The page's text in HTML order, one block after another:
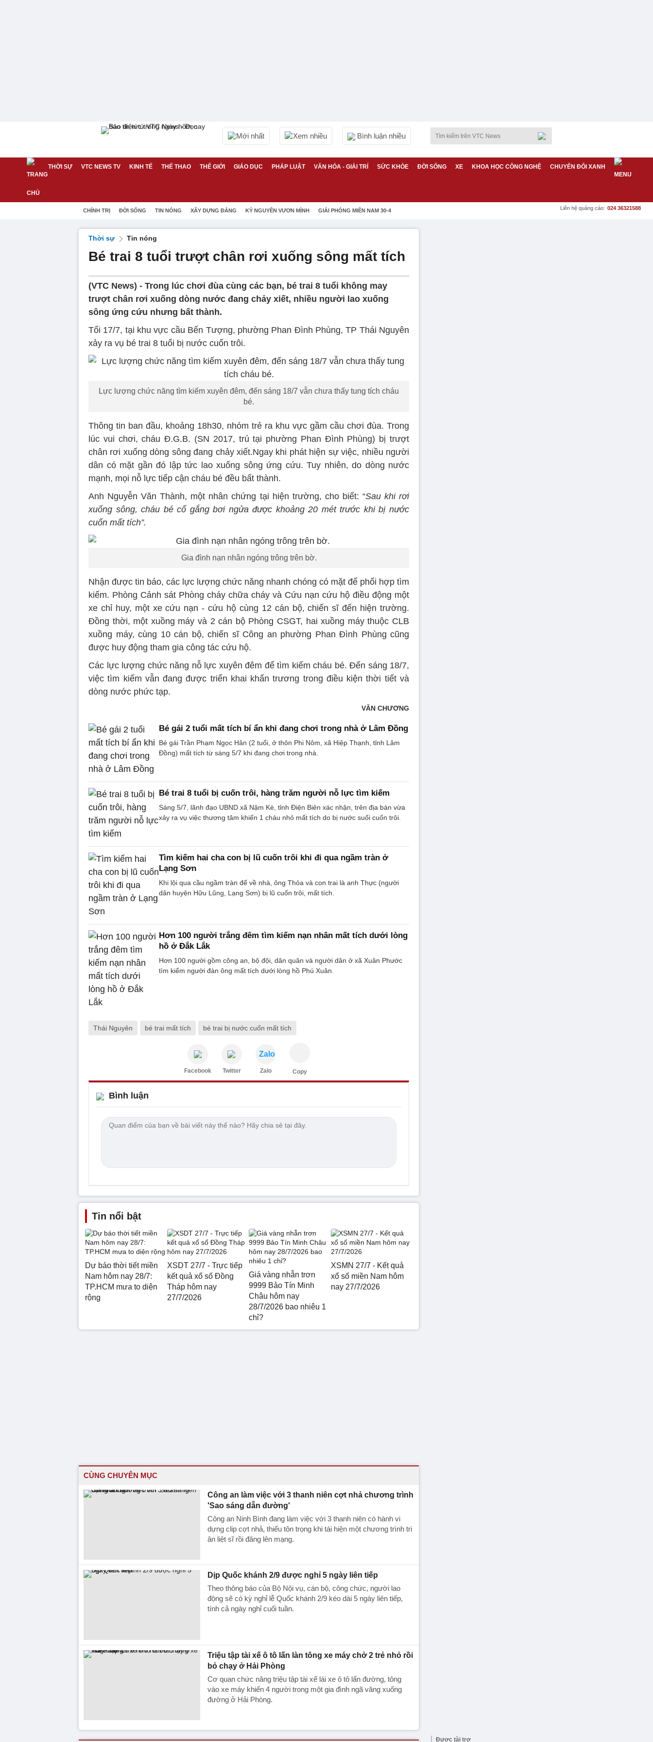
Mới nhất Xem nhiều Bình luận nhiều
THỜI SỰ VTC NEWS TV KINH TẾ THỂ THAO THẾ GIỚI GIÁO DỤC PHÁP LUẬT VĂN HÓA - GIẢI TRÍ SỨC KHỎE ĐỜI SỐNG XE KHOA HỌC CÔNG NGHỆ CHUYỂN ĐỔI XANH
CHÍNH TRỊ ĐỜI SỐNG TIN NÓNG XÂY DỰNG ĐẢNG KỶ NGUYÊN VƯƠN MÌNH GIẢI PHÓNG MIỀN NAM 30-4 Liên hệ quảng cáo: 024 36321588
Thời sự Tin nóng
Bé trai 8 tuổi trượt chân rơi xuống sông mất tích
(VTC News) - Trong lúc chơi đùa cùng các bạn, bé trai 8 tuổi không may
trượt chân rơi xuống dòng nước đang chảy xiết, nhiều người lao xuống
sông ứng cứu nhưng bất thành.
Tối 17/7, tại khu vực cầu Bến Tượng, phường Phan Đình Phùng, TP Thái Nguyên
xảy ra vụ bé trai 8 tuổi bị nước cuốn trôi.
Lực lượng chức năng tìm kiếm xuyên đêm, đến sáng 18/7 vẫn chưa thấy tung tích cháu
bé.
Thông tin ban đầu, khoảng 18h30, nhóm trẻ ra khu vực gầm cầu chơi đùa. Trong
lúc vui chơi, cháu Đ.G.B. (SN 2017, trú tại phường Phan Đình Phùng) bị trượt
chân rơi xuống dòng sông đang chảy xiết.Ngay khi phát hiện sự việc, nhiều người
dân có mặt gần đó lập tức lao xuống sông ứng cứu. Tuy nhiên, do dòng nước
mạnh, mọi nỗ lực tiếp cận cháu bé đều bất thành.
Anh Nguyễn Văn Thành, một nhân chứng tại hiện trường, cho biết: “Sau khi rơi
xuống sông, cháu bé cố gắng bơi ngửa được khoảng 20 mét trước khi bị nước
cuốn mất tích”.
Gia đình nạn nhân ngóng trông trên bờ.
Nhận được tin báo, các lực lượng chức năng nhanh chóng có mặt để phối hợp tìm
kiếm. Phòng Cảnh sát Phòng cháy chữa cháy và Cứu nạn cứu hộ điều động một
xe chỉ huy, một xe cứu nạn - cứu hộ cùng 12 cán bộ, chiến sĩ đến hiện trường.
Đồng thời, một xuồng máy và 2 cán bộ Phòng CSGT, hai xuồng máy thuộc CLB
xuồng máy, cùng 10 cán bộ, chiến sĩ Công an phường Phan Đình Phùng cũng
được huy động tham gia công tác cứu hộ.
Các lực lượng chức năng nỗ lực xuyên đêm để tìm kiếm cháu bé. Đến sáng 18/7,
việc tìm kiếm vẫn đang được triển khai khẩn trương trong điều kiện thời tiết và
dòng nước phức tạp.
VĂN CHƯƠNG
Bé gái 2 tuổi mất tích bí ẩn khi đang chơi trong nhà ở Lâm Đồng
Bé gái Trần Phạm Ngọc Hân (2 tuổi, ở thôn Phi Nôm, xã Hiệp Thạnh, tỉnh Lâm
Đồng) mất tích từ sáng 5/7 khi đang chơi trong nhà.
Bé trai 8 tuổi bị cuốn trôi, hàng trăm người nỗ lực tìm kiếm
Sáng 5/7, lãnh đạo UBND xã Nậm Kè, tỉnh Điện Biên xác nhận, trên địa bàn vừa
xảy ra vụ việc thương tâm khiến 1 cháu nhỏ mất tích do bị nước suối cuốn trôi.
Tìm kiếm hai cha con bị lũ cuốn trôi khi đi qua ngầm tràn ở
Lạng Sơn
Khi lội qua cầu ngầm tràn để về nhà, ông Thỏa và con trai là anh Thực (người
dân huyện Hữu Lũng, Lạng Sơn) bị lũ cuốn trôi, mất tích.
Hơn 100 người trắng đêm tìm kiếm nạn nhân mất tích dưới lòng
hồ ở Đắk Lắk
Hơn 100 người gồm công an, bộ đội, dân quân và người dân ở xã Xuân Phước
tìm kiếm người đàn ông mất tích dưới lòng hồ Phú Xuân.
Thái Nguyên bé trai mất tích bé trai bị nước cuốn mất tích
Facebook Twitter
Zalo
Zalo Copy
Bình luận
Tin nổi bật
Dự báo thời tiết miền
Nam hôm nay 28/7:
TP.HCM mưa to diện
rộng
XSDT 27/7 - Trực tiếp
kết quả xổ số Đồng
Tháp hôm nay
27/7/2026
Giá vàng nhẫn trơn
9999 Bảo Tín Minh
Châu hôm nay
28/7/2026 bao nhiêu 1
chỉ?
XSMN 27/7 - Kết quả
xổ số miền Nam hôm
nay 27/7/2026
CÙNG CHUYÊN MỤC
Công an làm việc với 3 thanh niên cợt nhả chương trình
'Sao sáng dẫn đường'
Công an Ninh Bình đang làm việc với 3 thanh niên có hành vi
dựng clip cợt nhả, thiếu tôn trọng khi tái hiện một chương trình tri
ân liệt sĩ rồi đăng lên mạng.
Dịp Quốc khánh 2/9 được nghỉ 5 ngày liên tiếp
Theo thông báo của Bộ Nội vụ, cán bộ, công chức, người lao
động sẽ có kỳ nghỉ lễ Quốc khánh 2/9 kéo dài 5 ngày liên tiếp,
tính cả ngày nghỉ cuối tuần.
Triệu tập tài xế ô tô lấn làn tông xe máy chở 2 trẻ nhỏ rồi
bỏ chạy ở Hải Phòng
Cơ quan chức năng triệu tập tài xế lái xe ô tô lấn đường, tông
vào xe máy khiến 4 người trong một gia đình ngã văng xuống
đường ở Hải Phòng.
Được tài trợ